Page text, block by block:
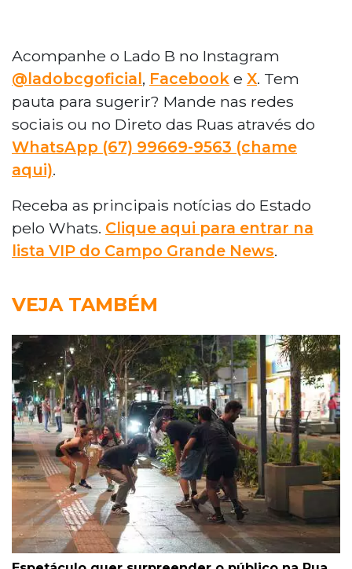
Acompanhe o Lado B no Instagram
@ladobcgoficial, Facebook e X. Tem
pauta para sugerir? Mande nas redes
sociais ou no Direto das Ruas através do
WhatsApp (67) 99669-9563 (chame
aqui).
Receba as principais notícias do Estado
pelo Whats. Clique aqui para entrar na
lista VIP do Campo Grande News.
VEJA TAMBÉM